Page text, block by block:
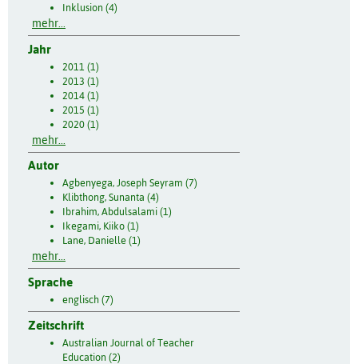
Inklusion (4)
mehr...
Jahr
2011 (1)
2013 (1)
2014 (1)
2015 (1)
2020 (1)
mehr...
Autor
Agbenyega, Joseph Seyram (7)
Klibthong, Sunanta (4)
Ibrahim, Abdulsalami (1)
Ikegami, Kiiko (1)
Lane, Danielle (1)
mehr...
Sprache
englisch (7)
Zeitschrift
Australian Journal of Teacher
Education (2)